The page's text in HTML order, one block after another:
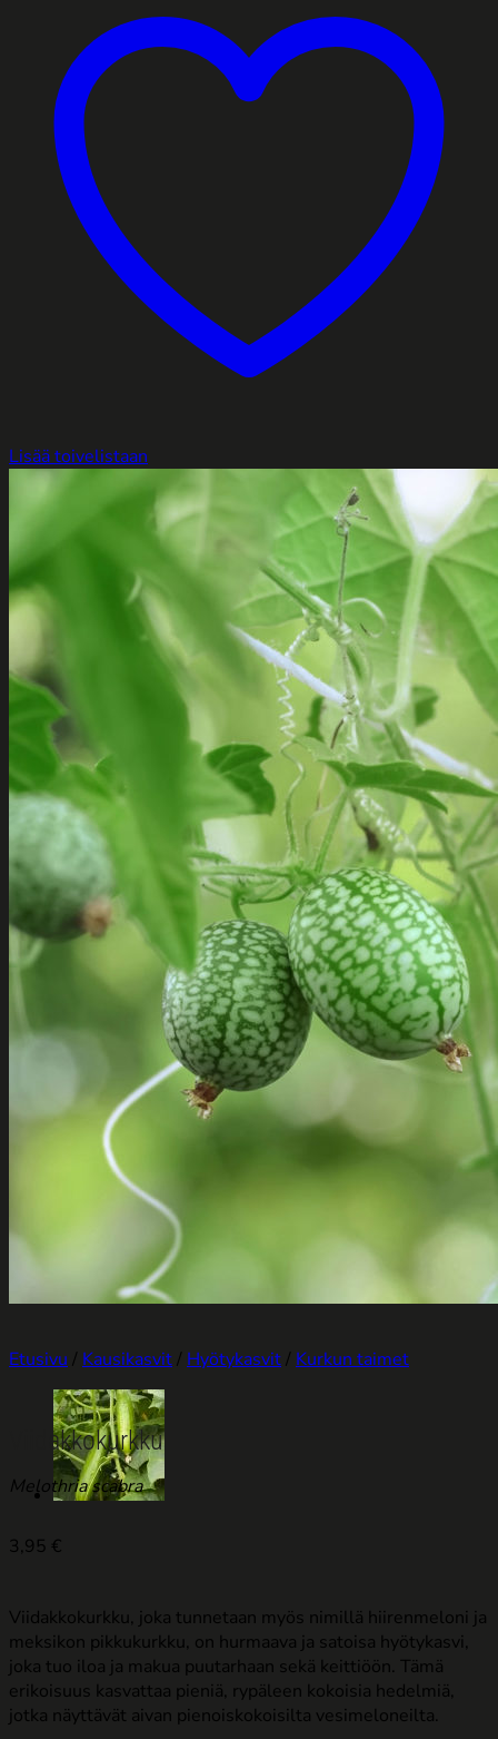
Lisää toivelistaan
Etusivu / Kausikasvit/ Hyötykasvit/ Kurkun taimet
Viidakkokurkku
Melothria scabra
3,95 €
Viidakkokurkku, joka tunnetaan myös nimillä hiirenmeloni ja
meksikon pikkukurkku, on hurmaava ja satoisa hyötykasvi,
joka tuo iloa ja makua puutarhaan sekä keittiöön. Tämä
erikoisuus kasvattaa pieniä, rypäleen kokoisia hedelmiä,
jotka näyttävät aivan pienoiskokoisilta vesimeloneilta.